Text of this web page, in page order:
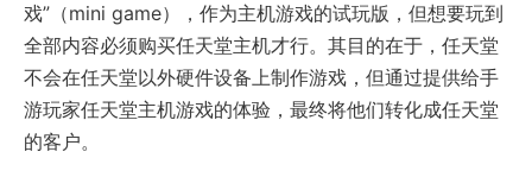
戏”（mini game），作为主机游戏的试玩版，但想要玩到
全部内容必须购买任天堂主机才行。其目的在于，任天堂
不会在任天堂以外硬件设备上制作游戏，但通过提供给手
游玩家任天堂主机游戏的体验，最终将他们转化成任天堂
的客户。